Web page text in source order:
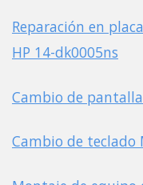
Reparación en
HP 14-dk0005ns
Cambio de
Cambio de teclado